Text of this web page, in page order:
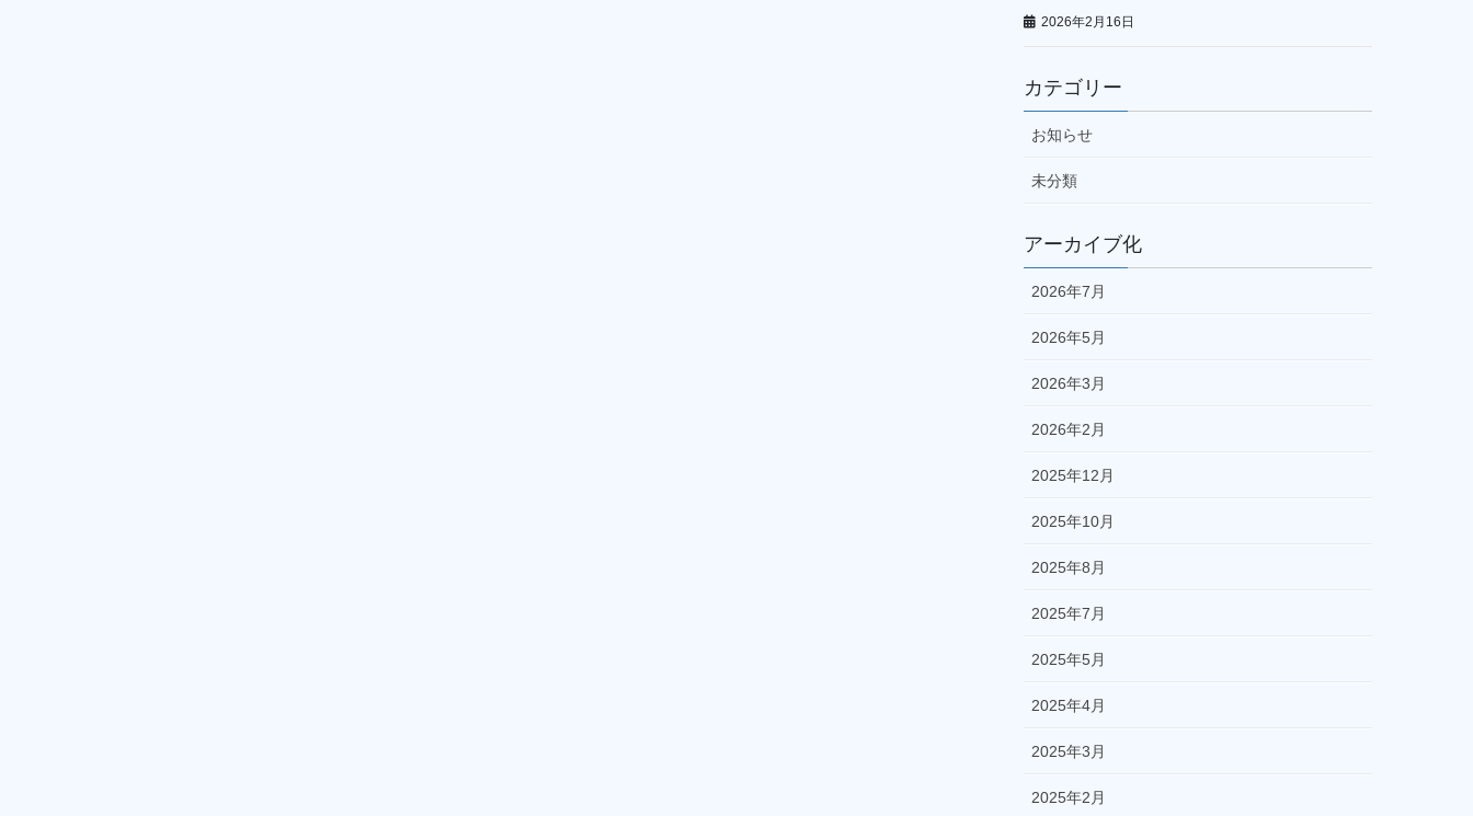
2026年2月16日
カテゴリー
お知らせ
未分類
アーカイブ化
2026年7月
2026年5月
2026年3月
2026年2月
2025年12月
2025年10月
2025年8月
2025年7月
2025年5月
2025年4月
2025年3月
2025年2月